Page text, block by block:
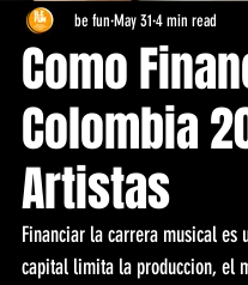
Como
Colombia
Artistas
be fun May 31 4 min read
Financiar la carrera musical es
capital limita la produccion, el